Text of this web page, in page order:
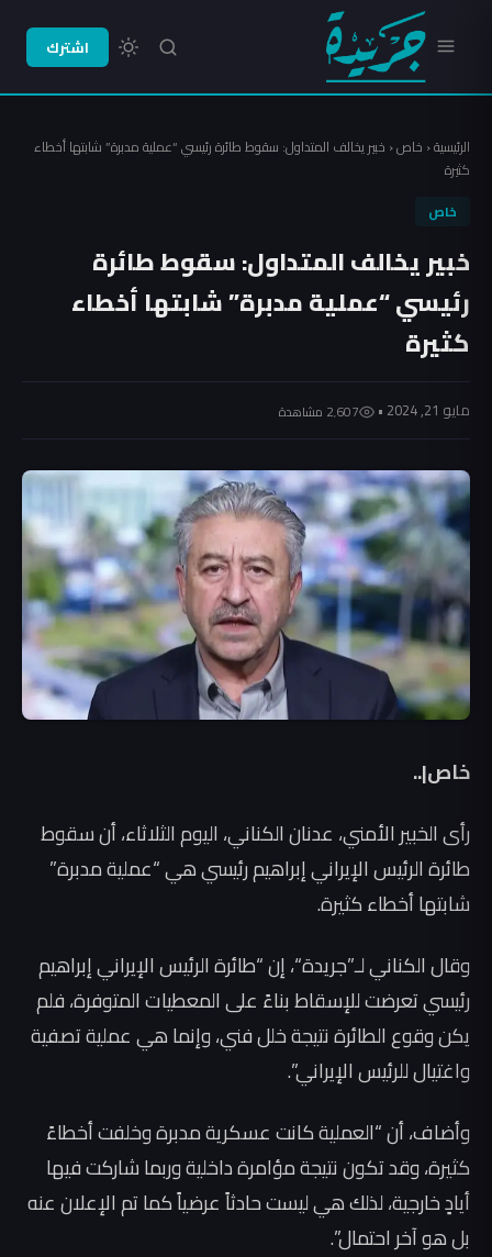
اشترك
الرئيسية‹ خاص‹ خبير يخالف المتداول: سقوط طائرة رئيسي “عملية مدبرة” شابتها أخطاء
كثيرة
خاص
خبير يخالف المتداول: سقوط طائرة
رئيسي “عملية مدبرة” شابتها أخطاء
كثيرة
مايو 21, 2024 • 2٬607 مشاهدة
خاص|..
رأى الخبير الأمني، عدنان الكناني، اليوم الثلاثاء، أن سقوط
طائرة الرئيس الإيراني إبراهيم رئيسي هي “عملية مدبرة”
شابتها أخطاء كثيرة.
وقال الكناني لـ”جريدة“، إن “طائرة الرئيس الإيراني إبراهيم
رئيسي تعرضت للإسقاط بناءً على المعطيات المتوفرة، فلم
يكن وقوع الطائرة نتيجة خلل فني، وإنما هي عملية تصفية
واغتيال للرئيس الإيراني”.
وأضاف، أن “العملية كانت عسكرية مدبرة وخلفت أخطاءً
كثيرة، وقد تكون نتيجة مؤامرة داخلية وربما شاركت فيها
أيادٍ خارجية، لذلك هي ليست حادثاً عرضياً كما تم الإعلان عنه
بل هو آخر احتمال”.